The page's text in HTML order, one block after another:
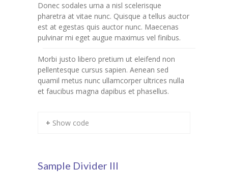
Donec sodales urna a nisl scelerisque
pharetra at vitae nunc. Quisque a tellus auctor
est at egestas quis auctor nunc. Maecenas
pulvinar mi eget augue maximus vel finibus.
Morbi justo libero pretium ut eleifend non
pellentesque cursus sapien. Aenean sed
quamil metus nunc ullamcorper ultrices nulla
et faucibus magna dapibus et phasellus.
+ Show code
Sample Divider III